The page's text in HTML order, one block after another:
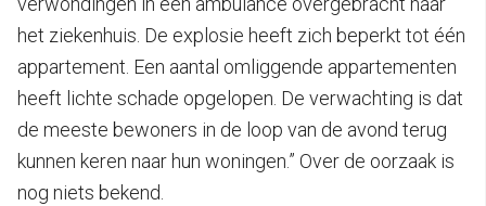
het ziekenhuis. De explosie heeft zich beperkt tot één
appartement. Een aantal omliggende appartementen
heeft lichte schade opgelopen. De verwachting is dat
de meeste bewoners in de loop van de avond terug
kunnen keren naar hun woningen.” Over de oorzaak is
nog niets bekend.